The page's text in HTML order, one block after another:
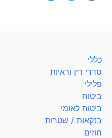
כללי
סדרי דין וראיות
פלילי
ביטוח
ביטוח לאומי
בנקאות / שטרות
חוזים